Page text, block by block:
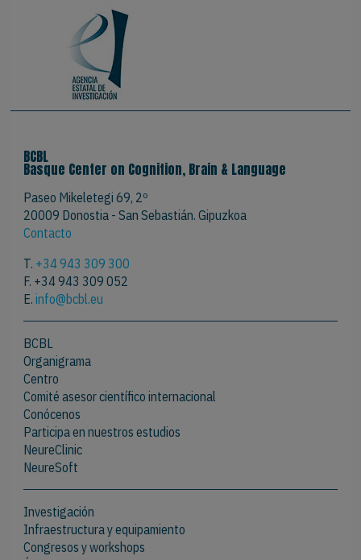
BCBL
Basque Center on Cognition, Brain & Language
Paseo Mikeletegi 69, 2º
20009 Donostia - San Sebastián. Gipuzkoa
Contacto
T. +34 943 309 300
F. +34 943 309 052
E.info@bcbl.eu
BCBL
Organigrama
Centro
Comité asesor científico internacional
Conócenos
Participa en nuestros estudios
NeureClinic
NeureSoft
Investigación
Infraestructura y equipamiento
Congresos y workshops